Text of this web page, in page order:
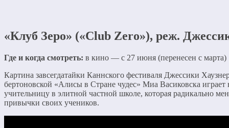
«Клуб Зеро» («Club Zero»), реж.
Где и когда смотреть: в кино — с 27 июня (перенесен с марта)
Картина завсегдатайки Каннского фестиваля Джессики
бертоновской «Алисы в Стране чудес» Миа Васиковска играет
учительницу в элитной частной школе, которая радикально
привычки своих учеников.